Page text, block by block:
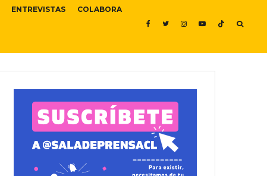
ENTREVISTAS COLABORA